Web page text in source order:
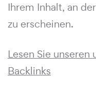
Ihrem Inhalt, an
zu erscheinen.
Lesen Sie
Backlinks